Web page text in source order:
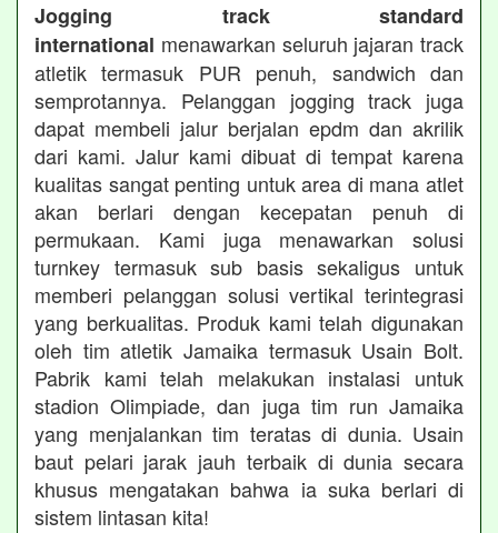
Jogging track standard
international menawarkan seluruh jajaran track
atletik termasuk PUR penuh, sandwich dan
semprotannya. Pelanggan jogging track juga
dapat membeli jalur berjalan epdm dan akrilik
dari kami. Jalur kami dibuat di tempat karena
kualitas sangat penting untuk area di mana atlet
akan berlari dengan kecepatan penuh di
permukaan. Kami juga menawarkan solusi
turnkey termasuk sub basis sekaligus untuk
memberi pelanggan solusi vertikal terintegrasi
yang berkualitas. Produk kami telah digunakan
oleh tim atletik Jamaika termasuk Usain Bolt.
Pabrik kami telah melakukan instalasi untuk
stadion Olimpiade, dan juga tim run Jamaika
yang menjalankan tim teratas di dunia. Usain
baut pelari jarak jauh terbaik di dunia secara
khusus mengatakan bahwa ia suka berlari di
sistem lintasan kita!